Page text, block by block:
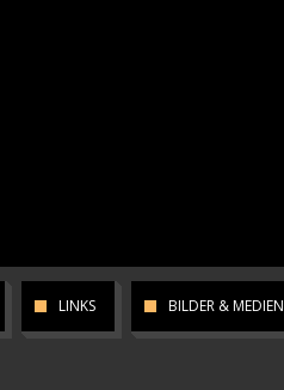
LINKS BILDER & MEDIEN